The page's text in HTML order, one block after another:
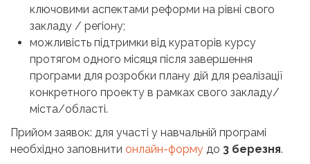
ключовими аспектами реформи на рівні свого
закладу / регіону;
можливість підтримки від кураторів курсу
протягом одного місяця після завершення
програми для розробки плану дій для реалізації
конкретного проекту в рамках свого закладу/
міста/області.
Прийом заявок: для участі у навчальній програмі
необхідно заповнити онлайн-форму до 3 березня.